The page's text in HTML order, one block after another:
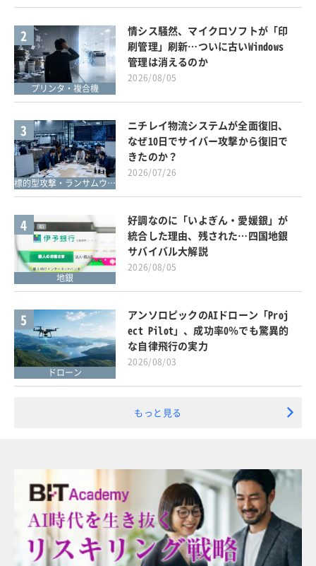
2
プリンタ・複合機
情シス騒然、マイクロソフトが「印
刷管理」刷新…ついに古いWindows
管理は消えるのか
2026/08/05
3
標的型攻撃・ランサムウェア対策
ニチレイ物流システムが全面復旧、
なぜ10日でサイバー攻撃から復旧で
きたのか？
2026/07/26
4
地銀
好調なのに「いよぎん・愛媛銀」が
統合した理由、残された…四国地銀
サバイバル大解説
2026/08/05
5
ドローン
アンソロピックのAIドローン「Proj
ect Pilot」、成功率0％でも驚異的
な自律飛行の実力
2026/08/03
もっと見る